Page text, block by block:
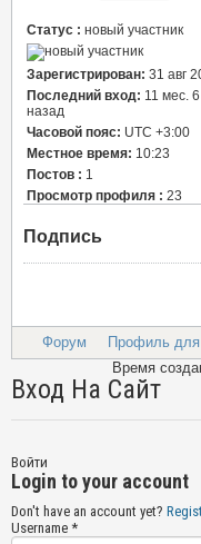
Статус : новый участник
Зарегистрирован: 31 авг
Последний вход: 11 мес.
назад
Часовой пояс: UTC +3:00
Местное время: 10:23
Постов : 1
Просмотр профиля : 23
Подпись
Форум
Профиль для
Время
Вход На Сайт
Войти
Login to your account
Don't have an account yet?
Username *